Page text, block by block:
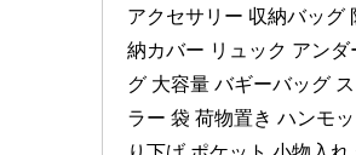
アクセサリー 収納バッグ
納カバー リュック アンダ
グ 大容量 バギーバッグ
ラー 袋 荷物置き ハンモ